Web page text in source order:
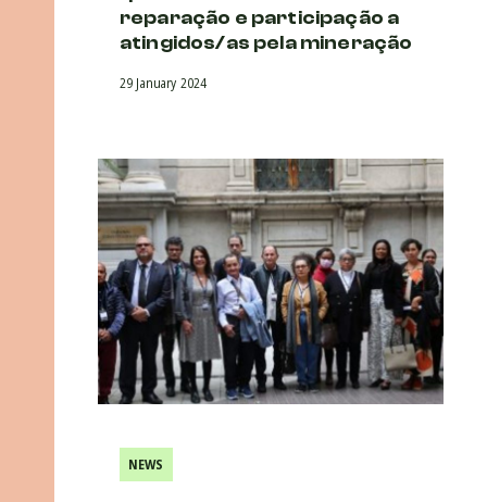
reparação e participação a
atingidos/as pela mineração
29 January 2024
NEWS